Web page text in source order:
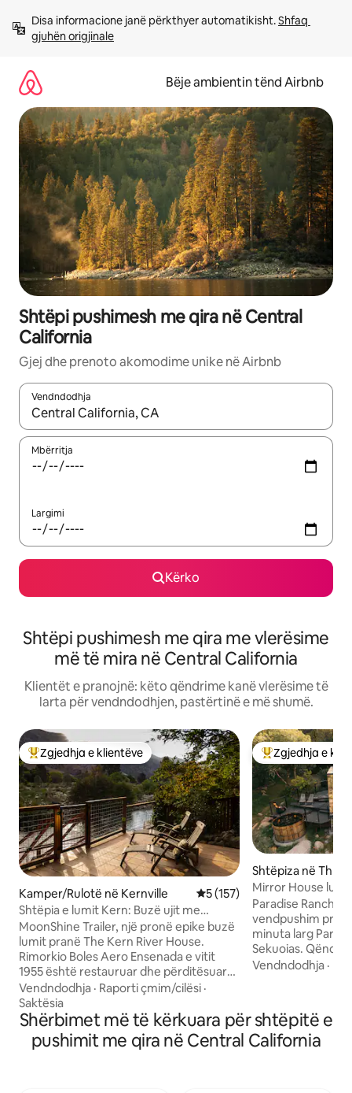
përmbajtja
Disa informacione janë përkthyer automatikisht. Shfaq
gjuhën origjinale
Bëje ambientin tënd Airbnb
Shtëpi pushimesh me qira në Central
California
Gjej dhe prenoto akomodime unike në Airbnb
Vendndodhja
Kur rezultatet të jenë të disponueshme, lëviz me butonat e
Mbërritja
Largimi
Kërko
Shtëpi pushimesh me qira me vlerësime
më të mira në Central California
Klientët e pranojnë: këto qëndrime kanë vlerësime të
larta për vendndodhjen, pastërtinë e më shumë.
Më të mirat e zgjedhjeve të klientëve
Zgjedhja e klientëve
Kamper/Rulotë në Kernville Vlerësimi mesatar 5 nga 5,
5 (157)
Shtëpia e lumit Kern: Buzë ujit me
rimorkio MoonShine
MoonShine Trailer, një pronë epike buzë
lumit pranë The Kern River House.
Rimorkio Boles Aero Ensenada e vitit
1955 është restauruar dhe përditësuar
me dashuri. Shtëpia e saj e përhershme
në një vend të bukur të lumit Kern, në
jug të Big Daddy Rapids. Buzë ujit privat
me qasje në lumë, vaskë me
hidromasazh, verandë, barbekju me gaz,
Vendndodhja · Raporti çmim/cilësi ·
Saktësia
Më të mirat e
Zgjedhja e
Shtëpiza në
Mirror House
me hidromasazh
Paradise Ranch
vendpushim
minuta larg
Sekuoias.
dizajn të
zjarri, saunën,
furra pice dhe
Vendndodhja ·
Shërbimet më të kërkuara për shtëpitë e
pushimit me qira në Central California